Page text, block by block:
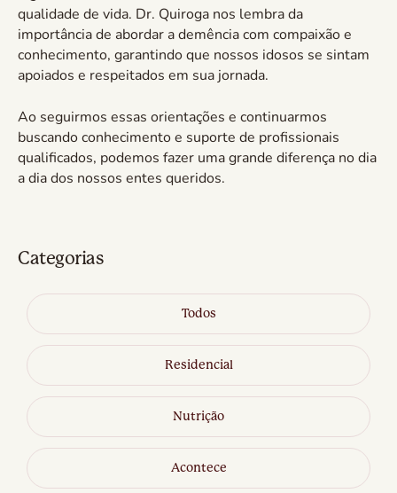
qualidade de vida. Dr. Quiroga nos lembra da
importância de abordar a demência com compaixão e
conhecimento, garantindo que nossos idosos se sintam
apoiados e respeitados em sua jornada.
Ao seguirmos essas orientações e continuarmos
buscando conhecimento e suporte de profissionais
qualificados, podemos fazer uma grande diferença no dia
a dia dos nossos entes queridos.
Categorias
Todos
Residencial
Nutrição
Acontece